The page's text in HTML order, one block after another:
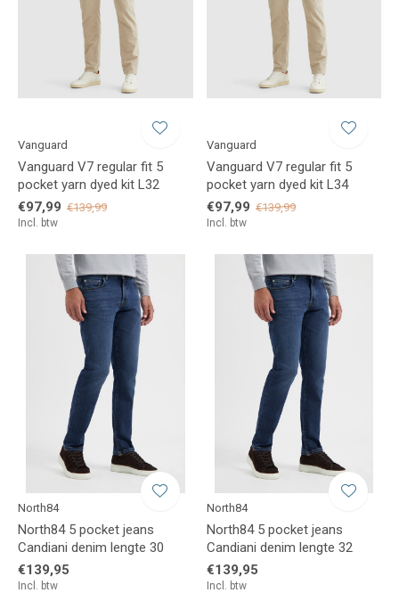
Vanguard
Vanguard V7 regular fit 5
pocket yarn dyed kit L32
€97,99 €139,99
Incl. btw
Vanguard
Vanguard V7 regular fit 5
pocket yarn dyed kit L34
€97,99 €139,99
Incl. btw
North84
North84 5 pocket jeans
Candiani denim lengte 30
€139,95
Incl. btw
North84
North84 5 pocket jeans
Candiani denim lengte 32
€139,95
Incl. btw